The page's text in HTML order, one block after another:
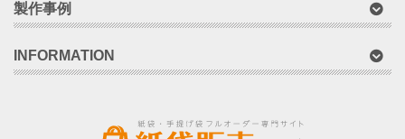
製作事例
INFORMATION